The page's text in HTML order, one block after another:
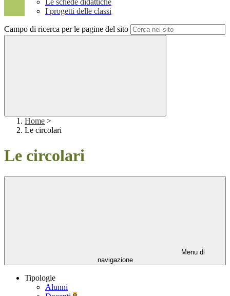
Le schede didattiche
I progetti delle classi
Campo di ricerca per le pagine del sito
Home >
Le circolari
Le circolari
Menu di
navigazione
Tipologie
Alunni